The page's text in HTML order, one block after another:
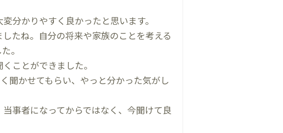
分かりやすく良かったと思います。
たね。自分の将来や家族のことを考える
。
ことができました。
聞かせてもらい、やっと分かった気がし
事者になってからではなく、今聞けて良